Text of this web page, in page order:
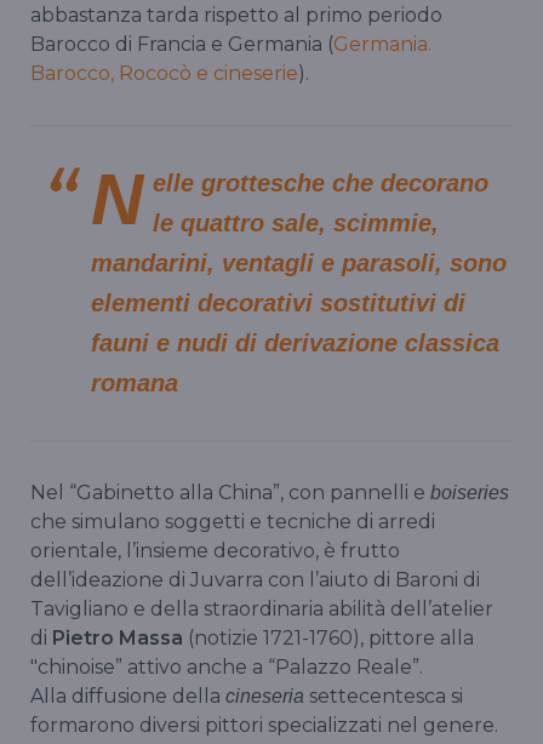
abbastanza tarda rispetto al primo periodo
Barocco di Francia e Germania (Germania.
Barocco, Rococò e cineserie).
N elle grottesche che decorano
le quattro sale, scimmie,
mandarini, ventagli e parasoli, sono
elementi decorativi sostitutivi di
fauni e nudi di derivazione classica
romana
Nel “Gabinetto alla China”, con pannelli e boiseries
che simulano soggetti e tecniche di arredi
orientale, l’insieme decorativo, è frutto
dell’ideazione di Juvarra con l’aiuto di Baroni di
Tavigliano e della straordinaria abilità dell’atelier
di Pietro Massa (notizie 1721-1760), pittore alla
"chinoise” attivo anche a “Palazzo Reale”.
Alla diffusione della cineseria settecentesca si
formarono diversi pittori specializzati nel genere.